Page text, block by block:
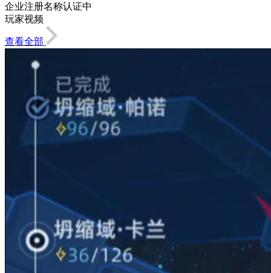
企业注册名称认证中
玩家视频
查看全部